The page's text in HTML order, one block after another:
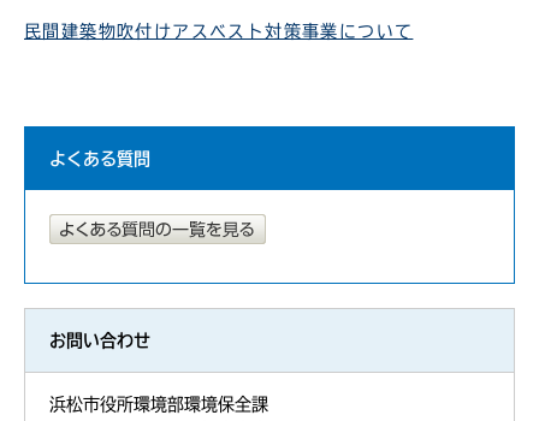
民間建築物吹付けアスベスト対策事業について
よくある質問
お問い合わせ
浜松市役所環境部環境保全課